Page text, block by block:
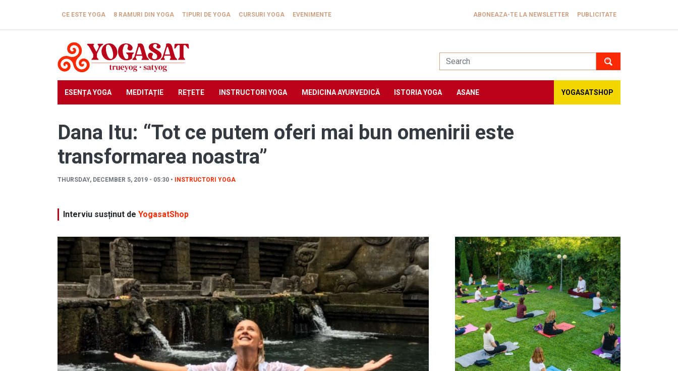
CE ESTE YOGA 8 RAMURI DIN YOGA TIPURI DE YOGA CURSURI YOGA EVENIMENTE ABONEAZA-TE LA NEWSLETTER PUBLICITATE
ESENȚA YOGA MEDITAȚIE REȚETE INSTRUCTORI YOGA MEDICINA AYURVEDICĂ ISTORIA YOGA ASANE YOGASATSHOP
THURSDAY, DECEMBER 5, 2019 - 05:30 • INSTRUCTORI YOGA
Interviu susținut de YogasatShop
Dana Itu: “Tot ce putem oferi mai bun omenirii este
transformarea noastra”
Image